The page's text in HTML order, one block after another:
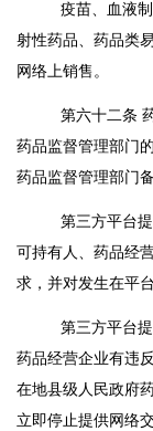
疫苗、血液
射性药品、药品类
网络上销售。
第六十二条
药品监督管理部门
药品监督管理部门备
第三方平台
可持有人、药品经
求，并对发生在平
第三方平台
药品经营企业有违
在地县级人民政府
立即停止提供网络